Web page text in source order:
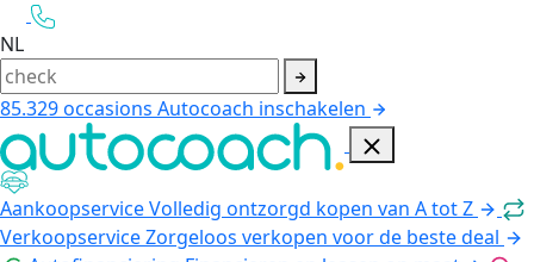
NL
85.329occasions Autocoach inschakelen
AankoopserviceVolledig ontzorgd kopen van A tot Z
VerkoopserviceZorgeloos verkopen voor de beste deal